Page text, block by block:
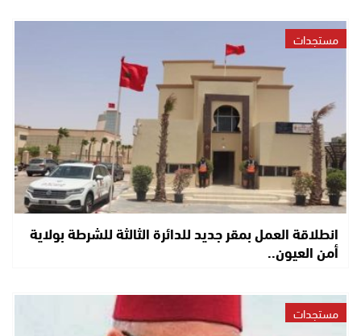
مستجدات
انطلاقة العمل بمقر جديد للدائرة الثالثة للشرطة بولاية
أمن العيون..
مستجدات